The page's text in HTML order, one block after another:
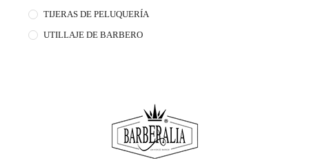
TIJERAS DE PELUQUERÍA
UTILLAJE DE BARBERO